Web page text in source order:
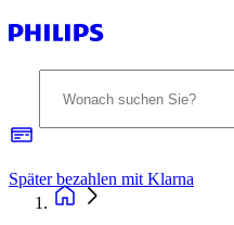
Später bezahlen mit Klarna